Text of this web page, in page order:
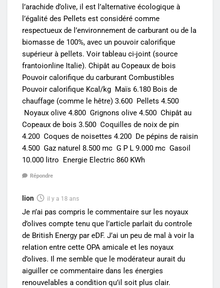
l’arachide d’olive, il est l’alternative écologique à
l’égalité des Pellets est considéré comme
respectueux de l’environnement de carburant ou de la
biomasse de 100%, avec un pouvoir calorifique
supérieur à pellets. Voir tableau ci-joint (source
frantoionline Italie). Chipât au Copeaux de bois
Pouvoir calorifique du carburant Combustibles
Pouvoir calorifique Kcal/kg Maïs 6.180 Bois de
chauffage (comme le hêtre) 3.600 Pellets 4.500
Noyaux olive 4.800 Grignons olive 4.500 Chipât au
Copeaux de bois 3.500 Coquilles de noix de pin
4.200 Coques de noisettes 4.200 De pépins de raisin
4.500 Gaz naturel 8.500 mc G P L 9.000 mc Gasoil
10.000 litro Energie Electric 860 KWh
Répondre
lion il y a 18 ans
Je n’ai pas compris le commentaire sur les noyaux
d’olives compte tenu que l’article parlait du controle
de British Energy par eDF. J’ai un peu de mal à voir la
relation entre cette OPA amicale et les noyaux
d’olives. Il me semble que le modérateur aurait du
aiguiller ce commentaire dans les énergies
renouvelables a condition qu’il soit plus clair.